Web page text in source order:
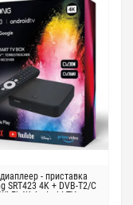
- приставка
SRT423 4K + DVB-T2/C
Wi-Fi 4K Android TV